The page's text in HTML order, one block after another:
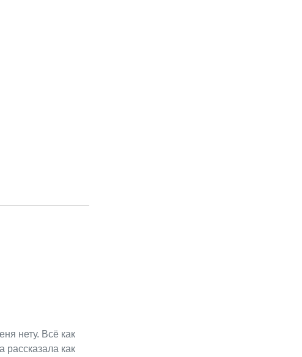
нету. Всё как
рассказала как